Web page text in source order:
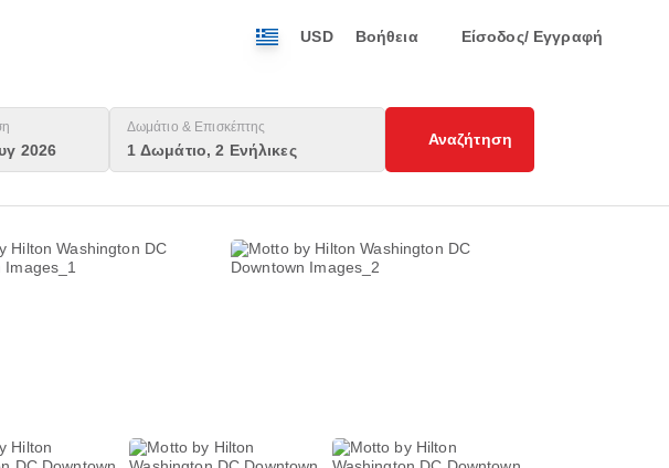
USD Βοήθεια Είσοδος/ Εγγραφή
2026
Δωμάτιο & Επισκέπτης
1 Δωμάτιο, 2 Ενήλικες
Αναζήτηση